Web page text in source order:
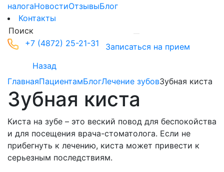
налогаНовостиОтзывыБлог
Контакты
+7 (4872) 25-21-31
Записаться на прием
Назад
ГлавнаяПациентамБлогЛечение зубовЗубная киста
Зубная киста
Киста на зубе – это веский повод для беспокойства
и для посещения врача-стоматолога. Если не
прибегнуть к лечению, киста может привести к
серьезным последствиям.